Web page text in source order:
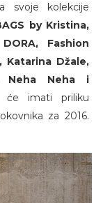
svoje kolekcije
by Kristina,
Fashion
Katarina Džale,
Neha Neha i
će imati priliku
za 2016.